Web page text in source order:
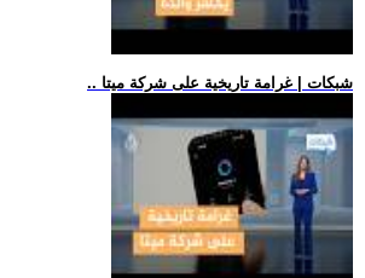
.. شبكات | غرامة تاريخية على شركة ميتا